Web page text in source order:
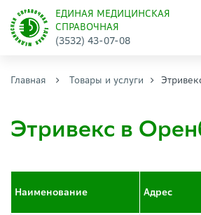
ЕДИНАЯ МЕДИЦИНСКАЯ
СПРАВОЧНАЯ
(3532) 43-07-08
Главная Товары и услуги
Этривекс в
Наименование Адрес